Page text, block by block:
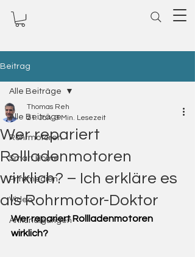
Beitrag
Alle Beiträge
Rohrmotoren
Smart Home
Printmedien
Video
Ankündigungen
Alle Beiträge
Wer repariert
Rollladenmotoren
wirklich? – Ich erkläre es
als Rohrmotor-Doktor
Thomas Reh
21. Jan. 3 Min. Lesezeit
Wer repariert Rollladenmotoren
wirklich?